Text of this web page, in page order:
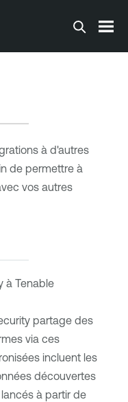
à d'autres
de permettre à
vos autres
à Tenable
partage des
via ces
incluent les
découvertes
à partir de